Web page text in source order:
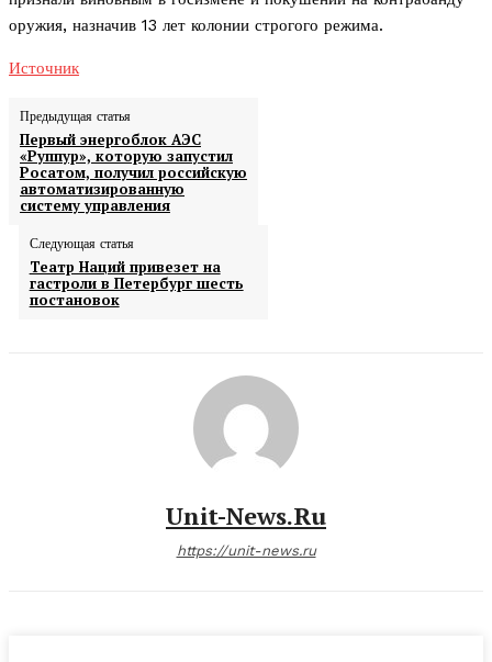
оружия, назначив 13 лет колонии строгого режима.
Источник
Предыдущая статья
Первый энергоблок АЭС
«Руппур», которую запустил
Росатом, получил российскую
автоматизированную
систему управления
Следующая статья
Театр Наций привезет на
гастроли в Петербург шесть
постановок
Unit-News.ru
https://unit-news.ru